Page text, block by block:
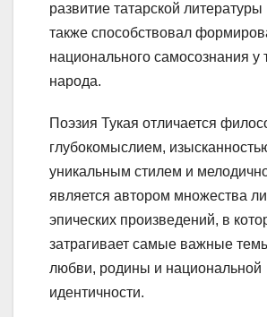
развитие татарской литературы
также способствовал
национального самосознания у
народа.
Поэзия Тукая отличается
глубокомыслием,
уникальным стилем и
является автором множества
эпических произведений, в
затрагивает самые важные
любви, родины и национальной
идентичности.